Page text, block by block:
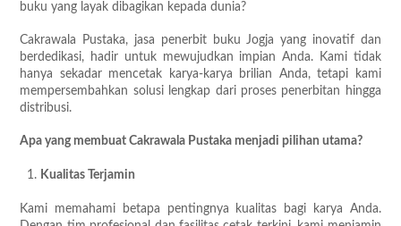
buku yang layak dibagikan kepada dunia?
Cakrawala Pustaka, jasa penerbit buku Jogja yang inovatif dan
berdedikasi, hadir untuk mewujudkan impian Anda. Kami tidak
hanya sekadar mencetak karya-karya brilian Anda, tetapi kami
mempersembahkan solusi lengkap dari proses penerbitan hingga
distribusi.
Apa yang membuat Cakrawala Pustaka menjadi pilihan utama?
Kualitas Terjamin
Kami memahami betapa pentingnya kualitas bagi karya Anda.